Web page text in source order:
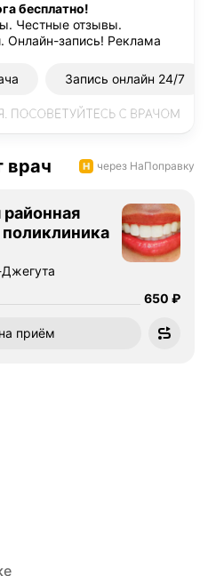
бесплатно!
Честные отзывы.
Онлайн-запись! Реклама
Запись онлайн 24/7
врач через НаПоправку
Цена
650 ₽
приём